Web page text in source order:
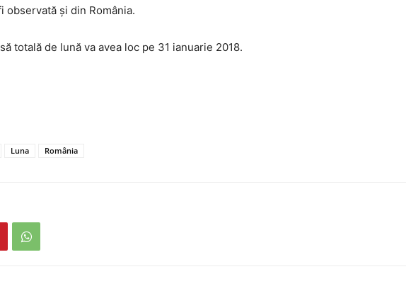
observată şi din România.
totală de lună va avea loc pe 31 ianuarie 2018.
Luna România